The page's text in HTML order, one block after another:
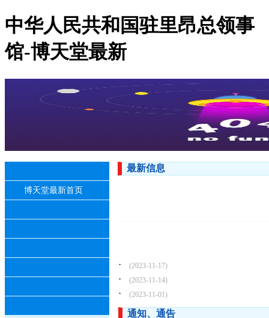
中华人民共和国驻里昂总领事
馆-博天堂最新
博天堂最新首页
最新信息
· (2023-11-17)
· (2023-11-14)
· (2023-11-01)
通知、通告